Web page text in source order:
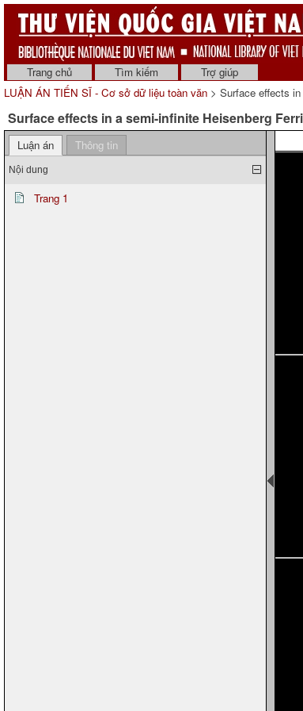
Trang chủ Tìm kiếm
Trợ giúp
LUẬN ÁN TIẾN SĨ - Cơ sở dữ liệu toàn văn > Surface effects
Surface effects in a semi-infinite Heisenberg
Luận án Thông tin
Nội dung
Trang 1